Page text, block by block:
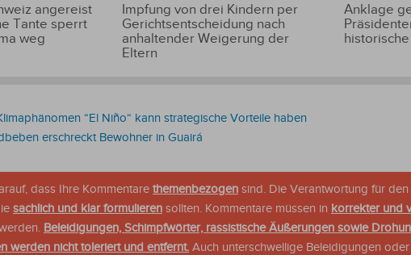
angereist
Tante sperrt
weg
Impfung von drei Kindern per
Gerichtsentscheidung nach
anhaltender Weigerung der
Eltern
Anklage
“El Niño“ kann strategische Vorteile haben
erschreckt Bewohner in Guairá
dass Ihre Kommentare themenbezogen sind. Die Verantwortung für
sachlich und klar formulieren sollten. Kommentare müssen in korrekter und
Beleidigungen, Schimpfwörter, rassistische Äußerungen sowie
werden nicht toleriert und entfernt. Auch unterschwellige Beleidigungen